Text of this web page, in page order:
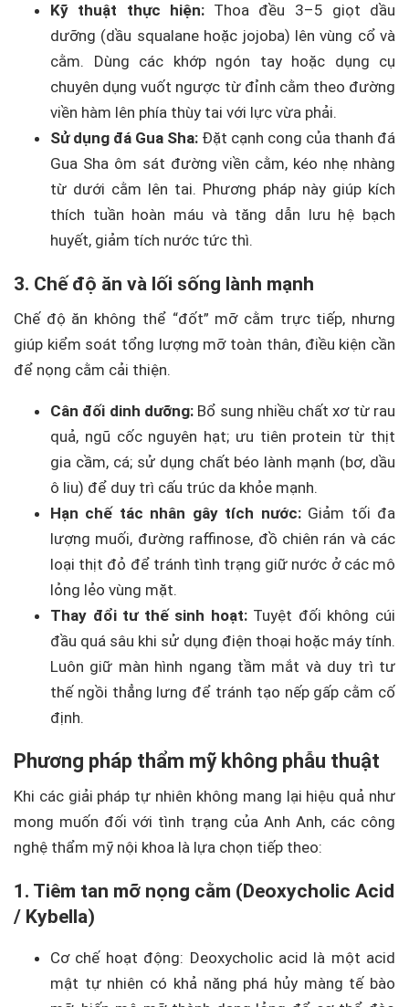
Kỹ thuật thực hiện:Thoa đều 3–5 giọt dầu
dưỡng (dầu squalane hoặc jojoba) lên vùng cổ và
cằm. Dùng các khớp ngón tay hoặc dụng cụ
chuyên dụng vuốt ngược từ đỉnh cằm theo đường
viền hàm lên phía thùy tai với lực vừa phải.
Sử dụng đá Gua Sha: Đặt cạnh cong của thanh đá
Gua Sha ôm sát đường viền cằm, kéo nhẹ nhàng
từ dưới cằm lên tai. Phương pháp này giúp kích
thích tuần hoàn máu và tăng dẫn lưu hệ bạch
huyết, giảm tích nước tức thì.
3. Chế độ ăn và lối sống lành mạnh
Chế độ ăn không thể “đốt” mỡ cằm trực tiếp, nhưng
giúp kiểm soát tổng lượng mỡ toàn thân, điều kiện cần
để nọng cằm cải thiện.
Cân đối dinh dưỡng:Bổ sung nhiều chất xơ từ rau
quả, ngũ cốc nguyên hạt; ưu tiên protein từ thịt
gia cầm, cá; sử dụng chất béo lành mạnh (bơ, dầu
ô liu) để duy trì cấu trúc da khỏe mạnh.
Hạn chế tác nhân gây tích nước:Giảm tối đa
lượng muối, đường raffinose, đồ chiên rán và các
loại thịt đỏ để tránh tình trạng giữ nước ở các mô
lỏng lẻo vùng mặt.
Thay đổi tư thế sinh hoạt:Tuyệt đối không cúi
đầu quá sâu khi sử dụng điện thoại hoặc máy tính.
Luôn giữ màn hình ngang tầm mắt và duy trì tư
thế ngồi thẳng lưng để tránh tạo nếp gấp cằm cố
định.
Phương pháp thẩm mỹ không phẫu thuật
Khi các giải pháp tự nhiên không mang lại hiệu quả như
mong muốn đối với tình trạng của Anh Anh, các công
nghệ thẩm mỹ nội khoa là lựa chọn tiếp theo:
1. Tiêm tan mỡ nọng cằm (Deoxycholic Acid
/ Kybella)
Cơ chế hoạt động: Deoxycholic acid là một acid
mật tự nhiên có khả năng phá hủy màng tế bào